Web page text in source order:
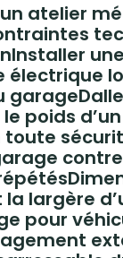
atelier
électrique
poids
toute
largère
pour